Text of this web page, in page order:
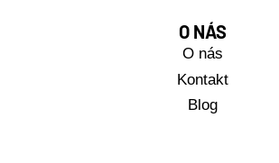
O NÁS
O nás
Kontakt
Blog